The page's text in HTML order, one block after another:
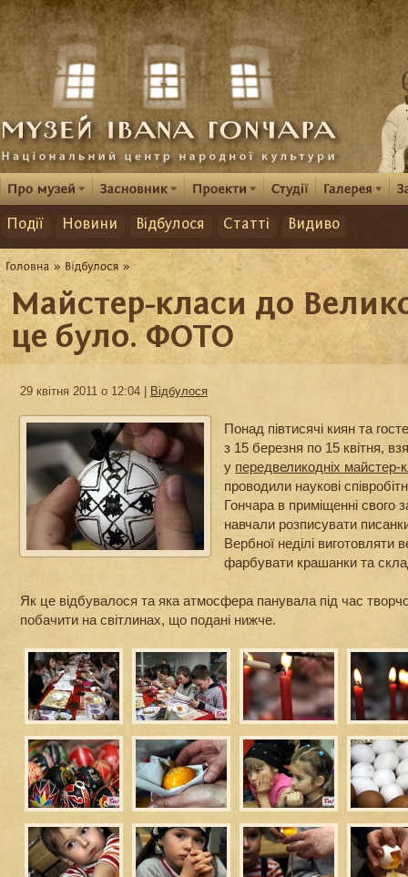
Події Новини Відбулося Статті Видиво
Майстер-класи до
це було. ФОТО
29 квітня 2011 о 12:04 | Відбулося
Понад півтисячі киян та
з 15 березня по 15 квітня,
у передвеликодніх майстер-
проводили наукові
Гончара в приміщенні свого
навчали розписувати
Вербної неділі виготовляти
фарбувати крашанки та
Як це відбувалося та яка атмосфера панувала під час
побачити на світлинах, що подані нижче.